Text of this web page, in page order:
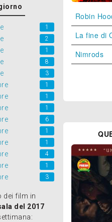
1
2
1
8
3
1
1
1
6
1
1
4
1
3
dei film in
del 2017
Robin
La fine di
Nimrods